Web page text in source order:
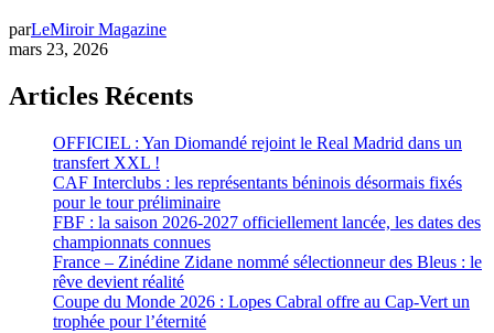
parLeMiroir Magazine
mars 23, 2026
Articles Récents
OFFICIEL : Yan Diomandé rejoint le Real Madrid dans un
transfert XXL !
CAF Interclubs : les représentants béninois désormais fixés
pour le tour préliminaire
FBF : la saison 2026-2027 officiellement lancée, les dates des
championnats connues
France – Zinédine Zidane nommé sélectionneur des Bleus : le
rêve devient réalité
Coupe du Monde 2026 : Lopes Cabral offre au Cap-Vert un
trophée pour l’éternité